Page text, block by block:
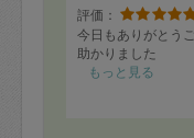
ンセル料は
ャンセル料
定期契約
評価：
今日もありがとう
助かりました
もっと見る